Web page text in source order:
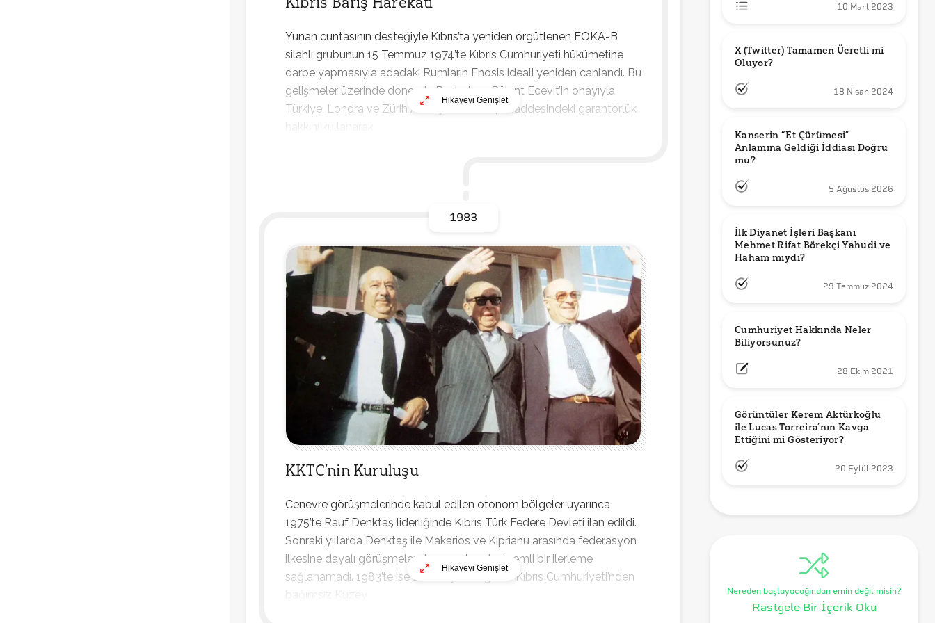
Yunan cuntasının desteğiyle Kıbrıs’ta yeniden örgütlenen EOKA-B
silahlı grubunun 15 Temmuz 1974’te Kıbrıs Cumhuriyeti hükümetine
darbe yapmasıyla adadaki Rumların Enosis ideali yeniden canlandı. Bu
gelişmeler üzerinde dönemin Başbakanı Bülent Ecevit’in onayıyla
Türkiye, Londra ve Zürih Antlaşmalarının 4. maddesindeki garantörlük
Hikayeyi Genişlet
1983
KKTC’nin Kuruluşu
Cenevre görüşmelerinde kabul edilen otonom bölgeler uyarınca
1975’te Rauf Denktaş liderliğinde Kıbrıs Türk Federe Devleti ilan edildi.
Sonraki yıllarda Denktaş ile Makarios ve Kiprianu arasında federasyon
ilkesine dayalı görüşmeler devam etse de önemli bir ilerleme
sağlanamadı. 1983’te ise Denktaş liderliğinde Kıbrıs Cumhuriyeti’nden
Hikayeyi Genişlet
10 Mart 2023
X (Twitter) Tamamen Ücretli mi
Oluyor?
18 Nisan 2024
Kanserin “Et Çürümesi”
Anlamına Geldiği İddiası Doğru
mu?
5 Ağustos 2026
İlk Diyanet İşleri Başkanı
Mehmet Rifat Börekçi Yahudi ve
Haham mıydı?
29 Temmuz 2024
Cumhuriyet Hakkında Neler
Biliyorsunuz?
28 Ekim 2021
Görüntüler Kerem Aktürkoğlu
ile Lucas Torreira’nın Kavga
Ettiğini mi Gösteriyor?
20 Eylül 2023
Nereden başlayacağından emin değil misin?
Rastgele Bir İçerik Oku